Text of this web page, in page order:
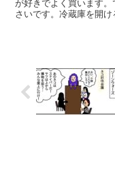
が好きでよく買います。
さいです。冷蔵庫を開け